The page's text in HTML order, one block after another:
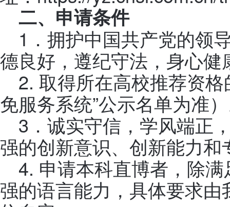
二、申请条件
1．拥护中国共产党的领
德良好，遵纪守法，身心健
2. 取得所在高校推荐资
免服务系统”公示名单为准
3．诚实守信，学风端正
强的创新意识、创新能力和
4. 申请本科直博者，除
强的语言能力，具体要求